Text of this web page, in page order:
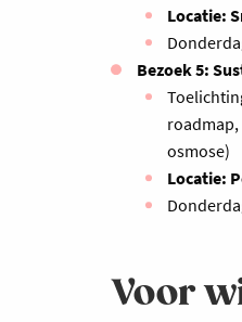
Locatie:
Bezoek 5:
osmose)
Locatie:
Voor